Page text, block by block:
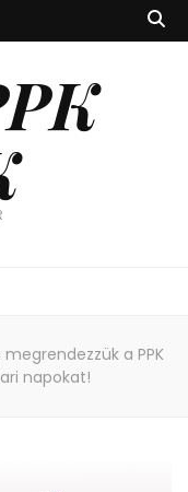
megrendezzük a PPK
napokat!